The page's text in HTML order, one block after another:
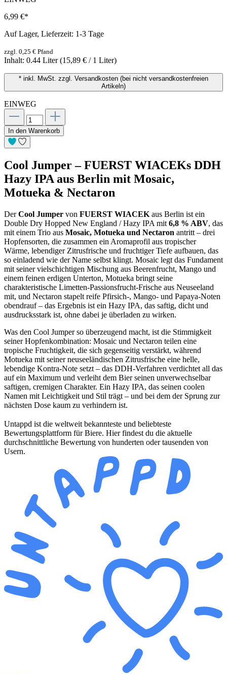
6,99 €*
Auf Lager, Lieferzeit: 1-3 Tage
zzgl. 0,25 € Pfand
Inhalt: 0.44 Liter(15,89 € / 1 Liter)
* inkl. MwSt. zzgl. Versandkosten (bei nicht versandkostenfreien
Artikeln)
EINWEG
In den Warenkorb
Cool Jumper – FUERST WIACEKs DDH
Hazy IPA aus Berlin mit Mosaic,
Motueka & Nectaron
DerCool Jumper von FUERST WIACEK aus Berlin ist ein
Double Dry Hopped New England / Hazy IPA mit 6,8 % ABV, das
mit einem Trio aus Mosaic, Motueka und Nectaron antritt – drei
Hopfensorten, die zusammen ein Aromaprofil aus tropischer
Wärme, lebendiger Zitrusfrische und fruchtiger Tiefe aufbauen, das
so einladend wie der Name selbst klingt. Mosaic legt das Fundament
mit seiner vielschichtigen Mischung aus Beerenfrucht, Mango und
einem feinen erdigen Unterton, Motueka bringt seine
charakteristische Limetten-Passionsfrucht-Frische aus Neuseeland
mit, und Nectaron stapelt reife Pfirsich-, Mango- und Papaya-Noten
obendrauf – das Ergebnis ist ein Hazy IPA, das saftig, dicht und
ausdrucksstark ist, ohne dabei je überladen zu wirken.
Was den Cool Jumper so überzeugend macht, ist die Stimmigkeit
seiner Hopfenkombination: Mosaic und Nectaron teilen eine
tropische Fruchtigkeit, die sich gegenseitig verstärkt, während
Motueka mit seiner neuseeländischen Zitrusfrische eine helle,
lebendige Kontra-Note setzt – das DDH-Verfahren verdichtet all das
auf ein Maximum und verleiht dem Bier seinen unverwechselbar
saftigen, cremigen Charakter. Ein Hazy IPA, das seinen coolen
Namen mit Leichtigkeit und Stil trägt – und bei dem der Sprung zur
nächsten Dose kaum zu verhindern ist.
Untappd ist die weltweit bekannteste und beliebteste
Bewertungsplattform für Biere. Hier findest du die aktuelle
durchschnittliche Bewertung von hunderten oder tausenden von
Usern.